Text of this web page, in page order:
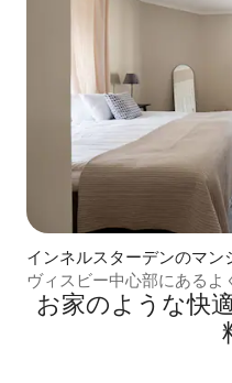
インネルスターデンのマン
ヴィスビー中心部にあるよ
パート
お家のような快⁠